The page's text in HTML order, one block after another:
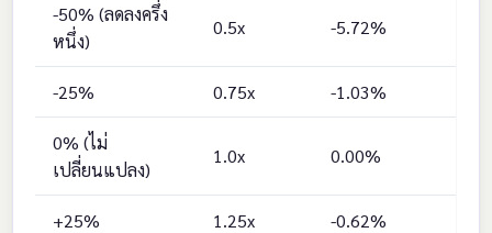
-50% (ลดลงครึ่ง
หนึ่ง)
0.5x -5.72%
-25% 0.75x -1.03%
0% (ไม่
เปลี่ยนแปลง)
1.0x 0.00%
+25% 1.25x -0.62%